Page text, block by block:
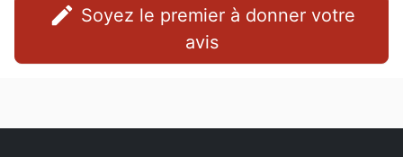
edit
avis